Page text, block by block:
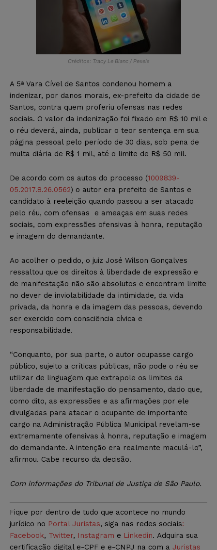
Créditos: Tracy Le Blanc / Pexels
A 5ª Vara Cível de Santos condenou homem a
indenizar, por danos morais, ex-prefeito da cidade de
Santos, contra quem proferiu ofensas nas redes
sociais. O valor da indenização foi fixado em R$ 10 mil e
o réu deverá, ainda, publicar o teor sentença em sua
página pessoal pelo período de 30 dias, sob pena de
multa diária de R$ 1 mil, até o limite de R$ 50 mil.
De acordo com os autos do processo (1009839-
05.2017.8.26.0562) o autor era prefeito de Santos e
candidato à reeleição quando passou a ser atacado
pelo réu, com ofensas e ameaças em suas redes
sociais, com expressões ofensivas à honra, reputação
e imagem do demandante.
Ao acolher o pedido, o juiz José Wilson Gonçalves
ressaltou que os direitos à liberdade de expressão e
de manifestação não são absolutos e encontram limite
no dever de inviolabilidade da intimidade, da vida
privada, da honra e da imagem das pessoas, devendo
ser exercido com consciência cívica e
responsabilidade.
“Conquanto, por sua parte, o autor ocupasse cargo
público, sujeito a críticas públicas, não pode o réu se
utilizar de linguagem que extrapole os limites da
liberdade de manifestação do pensamento, dado que,
como dito, as expressões e as afirmações por ele
divulgadas para atacar o ocupante de importante
cargo na Administração Pública Municipal revelam-se
extremamente ofensivas à honra, reputação e imagem
do demandante. A intenção era realmente maculá-lo”,
afirmou. Cabe recurso da decisão.
Com informações do Tribunal de Justiça de São Paulo.
Fique por dentro de tudo que acontece no mundo
jurídico no Portal Juristas, siga nas redes sociais:
Facebook, Twitter, Instagram e Linkedin. Adquira sua
certificação digital e-CPF e e-CNPJ na com a Juristas